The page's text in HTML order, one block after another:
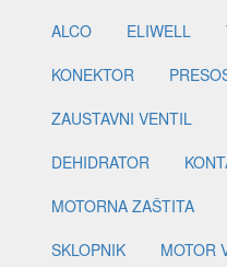
ALCO
ELIWELL
KONEKTOR
ZAUSTAVNI VENTIL
DEHIDRATOR
MOTORNA ZAŠTITA
SKLOPNIK
MOTOR